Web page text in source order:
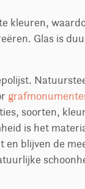
kleuren,
Glas is
soorten,
is het
en blijven de